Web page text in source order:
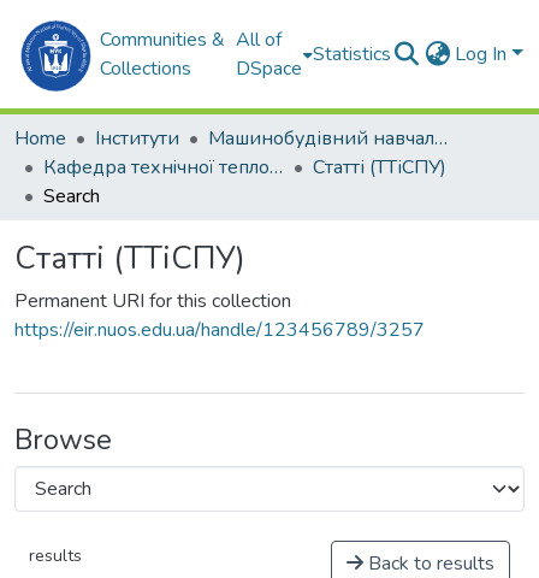
Communities &
Collections
All of
DSpace
Statistics Log In
Home Інститути
Машинобудівний навчально-науковий інститут (МННІ)
Кафедра технiчної теплофiзики i суднових паровиробних установок (ТТіСПУ)
Статті (ТТіСПУ)
Search
Статті (ТТіСПУ)
Permanent URI for this collection
https://eir.nuos.edu.ua/handle/123456789/3257
Browse
results Back to results